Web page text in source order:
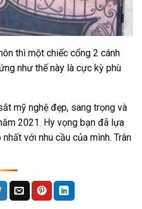
thì một chiếc cổng 2 cánh
như thế này là cực kỳ phù
mỹ nghệ đẹp, sang trọng và
2021. Hy vọng bạn đã lựa
với nhu cầu của mình. Trân